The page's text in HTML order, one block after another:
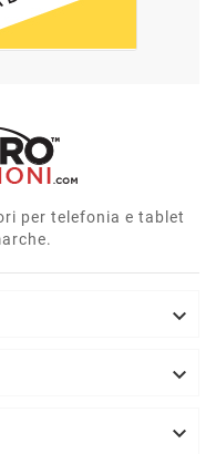
per telefonia e tablet


